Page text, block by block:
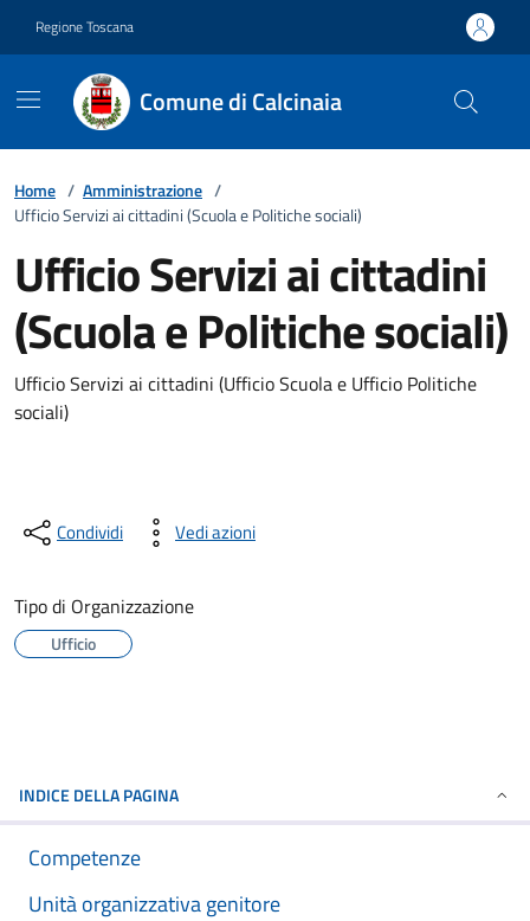
Regione Toscana
Comune di Calcinaia
Home / Amministrazione /
Ufficio Servizi ai cittadini (Scuola e Politiche sociali)
Ufficio Servizi ai cittadini
(Scuola e Politiche sociali)
Ufficio Servizi ai cittadini (Ufficio Scuola e Ufficio Politiche
sociali)
Condividi Vedi azioni
Tipo di Organizzazione
Ufficio
INDICE DELLA PAGINA
Competenze
Unità organizzativa genitore